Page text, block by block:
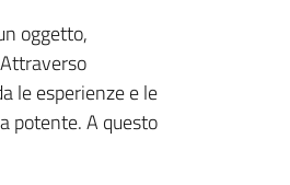
oggetto,
le esperienze e le
potente. A questo